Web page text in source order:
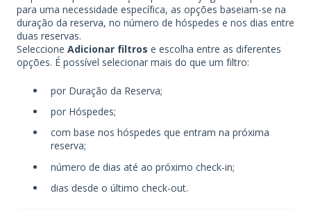
para uma necessidade específica, as opções baseiam-se na
duração da reserva, no número de hóspedes e nos dias entre
duas reservas.
Seleccione Adicionar filtros e escolha entre as diferentes
opções. É possível selecionar mais do que um filtro:
por Duração da Reserva;
por Hóspedes;
com base nos hóspedes que entram na próxima
reserva;
número de dias até ao próximo check-in;
dias desde o último check-out.